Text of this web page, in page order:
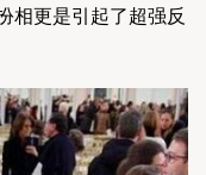
相更是引起了超强反